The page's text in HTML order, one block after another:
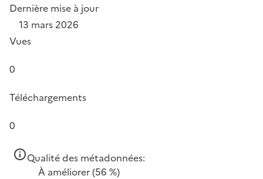
Dernière mise à jour
13 mars 2026
Vues
0
Téléchargements
0
Qualité des métadonnées:
À améliorer(56 %)